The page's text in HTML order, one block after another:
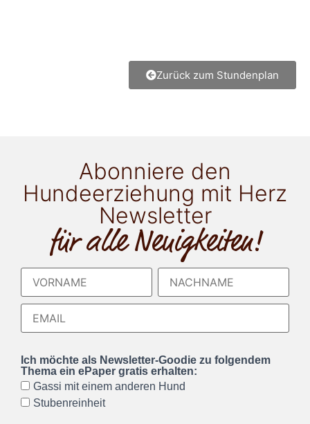
Zurück zum Stundenplan
Abonniere den
Hundeerziehung mit Herz
Newsletter
für alle Neuigkeiten!
Ich möchte als Newsletter-Goodie zu folgendem
Thema ein ePaper gratis erhalten:
Gassi mit einem anderen Hund
Stubenreinheit